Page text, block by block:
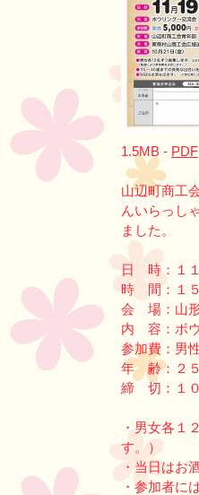
1.5MB - PDF
山辺町商工
んいらっし
ました。
日 時：１１
時 間：１５
会 場：山
内 容：ボ
参加費：男
年 齢：２５
締 切：１０
・男女各１
す。）
・当日はお
・参加者に